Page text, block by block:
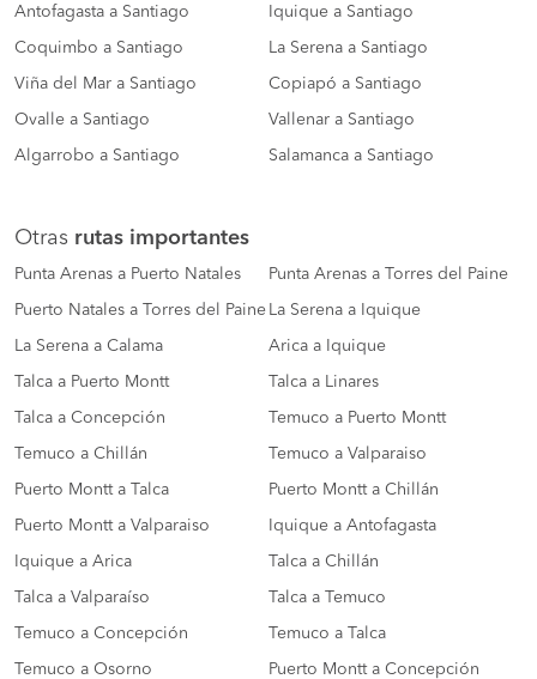
Antofagasta a Santiago Iquique a Santiago
Coquimbo a Santiago La Serena a Santiago
Viña del Mar a Santiago Copiapó a Santiago
Ovalle a Santiago Vallenar a Santiago
Algarrobo a Santiago Salamanca a Santiago
Otras rutas importantes
Punta Arenas a Puerto Natales Punta Arenas a Torres del Paine
Puerto Natales a Torres del Paine La Serena a Iquique
La Serena a Calama Arica a Iquique
Talca a Puerto Montt Talca a Linares
Talca a Concepción Temuco a Puerto Montt
Temuco a Chillán Temuco a Valparaiso
Puerto Montt a Talca Puerto Montt a Chillán
Puerto Montt a Valparaiso Iquique a Antofagasta
Iquique a Arica Talca a Chillán
Talca a Valparaíso Talca a Temuco
Temuco a Concepción Temuco a Talca
Temuco a Osorno Puerto Montt a Concepción